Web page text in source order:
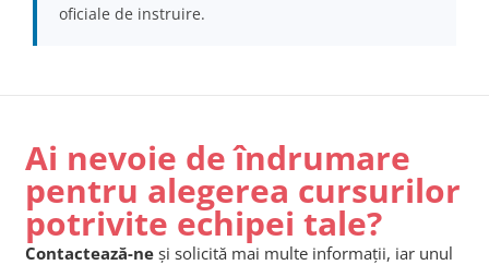
oficiale de instruire.
Ai nevoie de îndrumare
pentru alegerea cursurilor
potrivite echipei tale?
Contactează-ne și solicită mai multe informații, iar unul